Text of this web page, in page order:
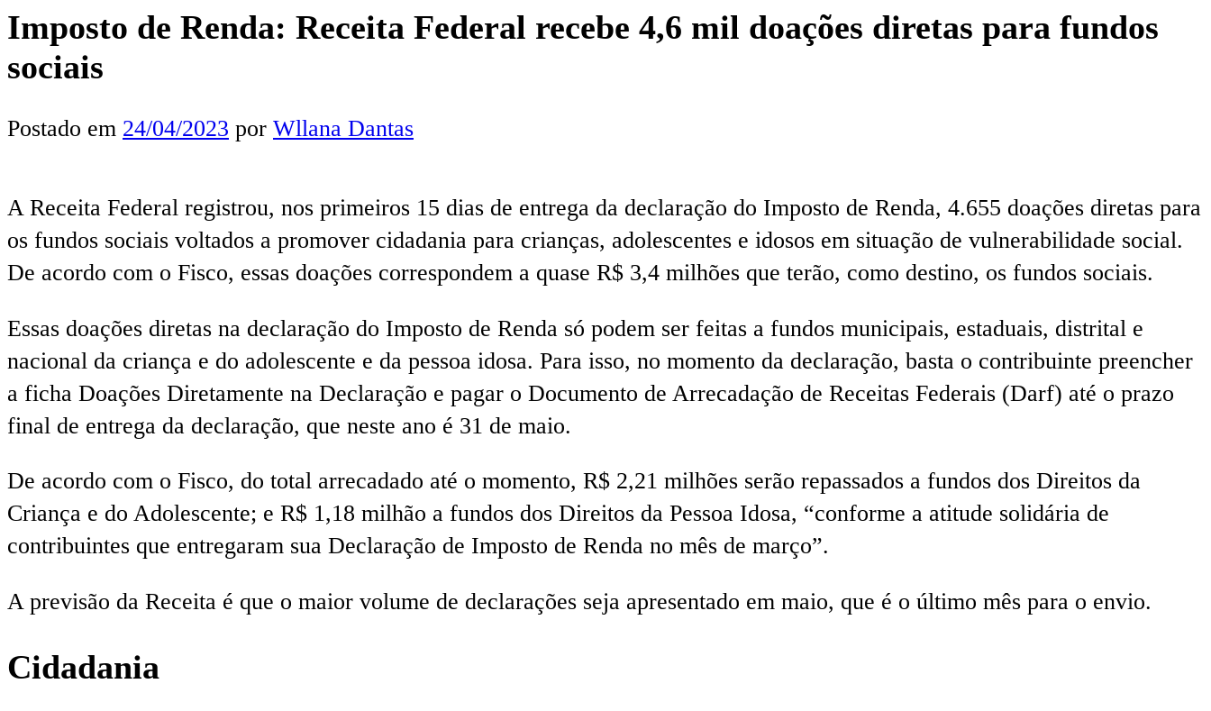
Imposto de Renda: Receita Federal recebe 4,6 mil doações diretas para fundos
sociais
Postado em 24/04/2023 por Wllana Dantas
A Receita Federal registrou, nos primeiros 15 dias de entrega da declaração do Imposto de Renda, 4.655 doações diretas para
os fundos sociais voltados a promover cidadania para crianças, adolescentes e idosos em situação de vulnerabilidade social.
De acordo com o Fisco, essas doações correspondem a quase R$ 3,4 milhões que terão, como destino, os fundos sociais.
Essas doações diretas na declaração do Imposto de Renda só podem ser feitas a fundos municipais, estaduais, distrital e
nacional da criança e do adolescente e da pessoa idosa. Para isso, no momento da declaração, basta o contribuinte preencher
a ficha Doações Diretamente na Declaração e pagar o Documento de Arrecadação de Receitas Federais (Darf) até o prazo
final de entrega da declaração, que neste ano é 31 de maio.
De acordo com o Fisco, do total arrecadado até o momento, R$ 2,21 milhões serão repassados a fundos dos Direitos da
Criança e do Adolescente; e R$ 1,18 milhão a fundos dos Direitos da Pessoa Idosa, “conforme a atitude solidária de
contribuintes que entregaram sua Declaração de Imposto de Renda no mês de março”.
A previsão da Receita é que o maior volume de declarações seja apresentado em maio, que é o último mês para o envio.
Cidadania